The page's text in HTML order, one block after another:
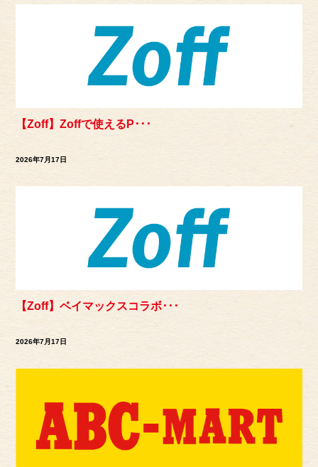
【Zoff】Zoffで使えるP･･･
2026年7月17日
【Zoff】ベイマックスコラボ･･･
2026年7月17日